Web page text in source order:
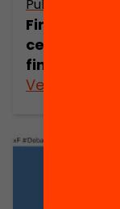
Publicació
Finançar
centres
Veure’n més